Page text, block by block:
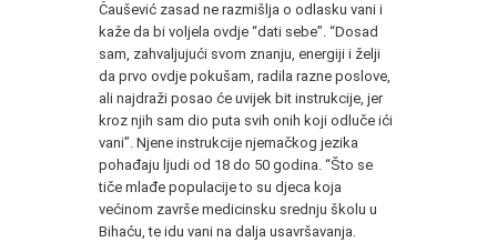
Čaušević zasad ne razmišlja o odlasku vani i
kaže da bi voljela ovdje “dati sebe”. “Dosad
sam, zahvaljujući svom znanju, energiji i želji
da prvo ovdje pokušam, radila razne poslove,
ali najdraži posao će uvijek bit instrukcije, jer
kroz njih sam dio puta svih onih koji odluče ići
vani”. Njene instrukcije njemačkog jezika
pohađaju ljudi od 18 do 50 godina. “Što se
tiče mlađe populacije to su djeca koja
većinom završe medicinsku srednju školu u
Bihaću, te idu vani na dalja usavršavanja.